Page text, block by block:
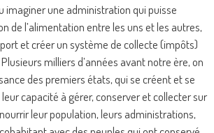
imaginer une administration qui puisse
de l’alimentation entre les uns et les autres,
et créer un système de collecte (impôts)
milliers d’années avant notre ère, on
des premiers états, qui se créent et se
capacité à gérer, conserver et collecter sur
leur population, leurs administrations,